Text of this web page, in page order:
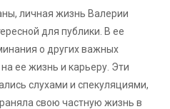
личная жизнь Валерии
для публики. В ее
о других важных
ее жизнь и карьеру. Эти
слухами и спекуляциями,
свою частную жизнь в